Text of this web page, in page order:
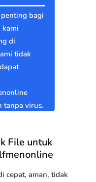
bagi
kami
di
tidak
tanpa virus.
File untuk
cepat, aman, tidak